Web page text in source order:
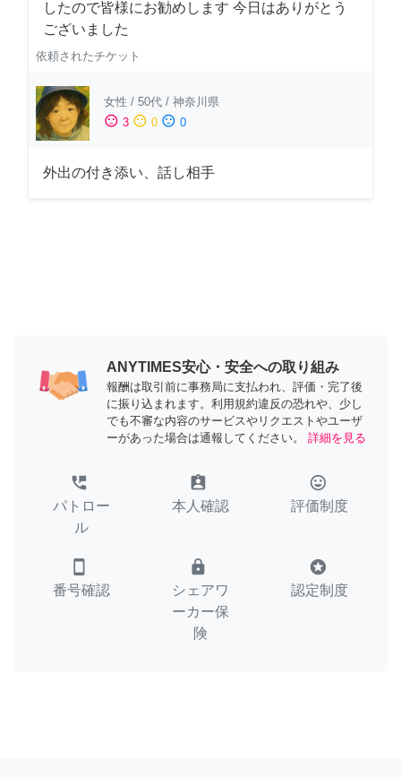
したので皆様にお勧めします 今日はありがとう
ございました
依頼されたチケット
女性 / 50代 / 神奈川県
sentiment_satisfied 3 sentiment_neutral 0 sentiment_dissatisfied 0
外出の付き添い、話し相手
ANYTIMES安心・安全への取り組み
報酬は取引前に事務局に支払われ、評価・完了後
に振り込まれます。利用規約違反の恐れや、少し
でも不審な内容のサービスやリクエストやユーザ
ーがあった場合は通報してください。
詳細を見る
perm_phone_msg
パトロー
ル
assignment_ind
本人確認
tag_faces
評価制度
smartphone
番号確認
lock
シェアワ
ーカー保
険
stars
認定制度